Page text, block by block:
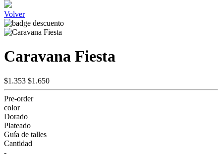
Volver
Caravana Fiesta
$1.353 $1.650
Pre-order
color
Dorado
Plateado
Guía de talles
Cantidad
-